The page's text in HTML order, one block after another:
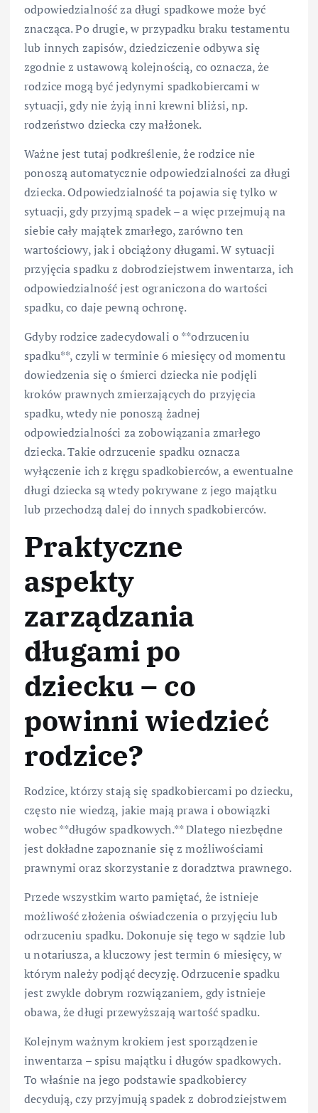
odpowiedzialność za długi spadkowe może być
znacząca. Po drugie, w przypadku braku testamentu
lub innych zapisów, dziedziczenie odbywa się
zgodnie z ustawową kolejnością, co oznacza, że
rodzice mogą być jedynymi spadkobiercami w
sytuacji, gdy nie żyją inni krewni bliżsi, np.
rodzeństwo dziecka czy małżonek.
Ważne jest tutaj podkreślenie, że rodzice nie
ponoszą automatycznie odpowiedzialności za długi
dziecka. Odpowiedzialność ta pojawia się tylko w
sytuacji, gdy przyjmą spadek – a więc przejmują na
siebie cały majątek zmarłego, zarówno ten
wartościowy, jak i obciążony długami. W sytuacji
przyjęcia spadku z dobrodziejstwem inwentarza, ich
odpowiedzialność jest ograniczona do wartości
spadku, co daje pewną ochronę.
Gdyby rodzice zadecydowali o **odrzuceniu
spadku**, czyli w terminie 6 miesięcy od momentu
dowiedzenia się o śmierci dziecka nie podjęli
kroków prawnych zmierzających do przyjęcia
spadku, wtedy nie ponoszą żadnej
odpowiedzialności za zobowiązania zmarłego
dziecka. Takie odrzucenie spadku oznacza
wyłączenie ich z kręgu spadkobierców, a ewentualne
długi dziecka są wtedy pokrywane z jego majątku
lub przechodzą dalej do innych spadkobierców.
Praktyczne
aspekty
zarządzania
długami po
dziecku – co
powinni wiedzieć
rodzice?
Rodzice, którzy stają się spadkobiercami po dziecku,
często nie wiedzą, jakie mają prawa i obowiązki
wobec **długów spadkowych.** Dlatego niezbędne
jest dokładne zapoznanie się z możliwościami
prawnymi oraz skorzystanie z doradztwa prawnego.
Przede wszystkim warto pamiętać, że istnieje
możliwość złożenia oświadczenia o przyjęciu lub
odrzuceniu spadku. Dokonuje się tego w sądzie lub
u notariusza, a kluczowy jest termin 6 miesięcy, w
którym należy podjąć decyzję. Odrzucenie spadku
jest zwykle dobrym rozwiązaniem, gdy istnieje
obawa, że długi przewyższają wartość spadku.
Kolejnym ważnym krokiem jest sporządzenie
inwentarza – spisu majątku i długów spadkowych.
To właśnie na jego podstawie spadkobiercy
decydują, czy przyjmują spadek z dobrodziejstwem